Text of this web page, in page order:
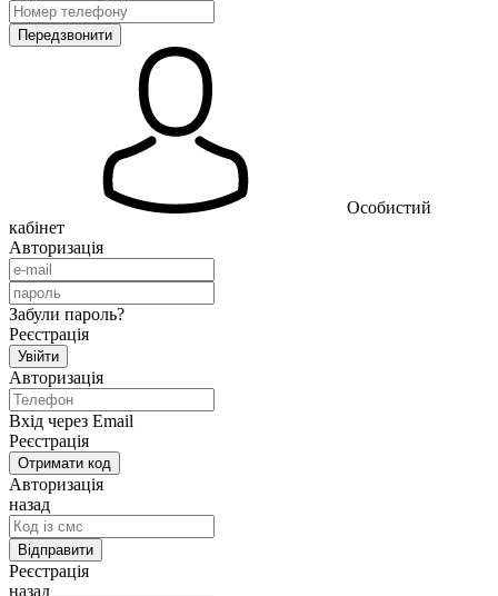
Особистий
кабінет
Авторизація
Забули пароль?
Реєстрація
Авторизація
Вхід через Email
Реєстрація
Авторизація
назад
Реєстрація
назад